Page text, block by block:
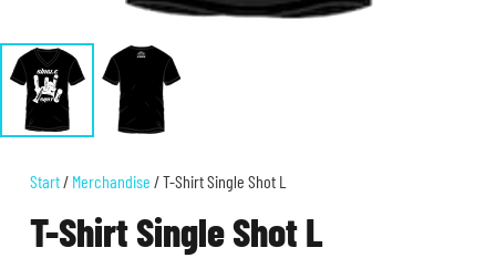
Start / Merchandise / T-Shirt Single Shot L
T-Shirt Single Shot L